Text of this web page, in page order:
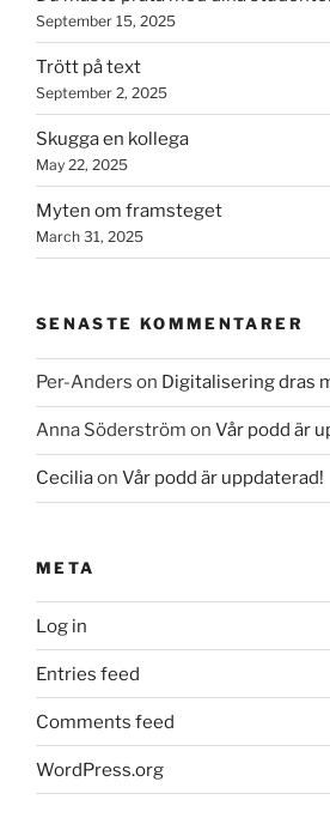
September 15, 2025
Trött på text
September 2, 2025
Skugga en kollega
May 22, 2025
Myten om framsteget
March 31, 2025
SENASTE KOMMENTARER
Per-Anders on Digitalisering dras
Anna Söderström on Vår podd är
Ceciliaon Vår podd är uppdaterad!
META
Log in
Entries feed
Comments feed
WordPress.org